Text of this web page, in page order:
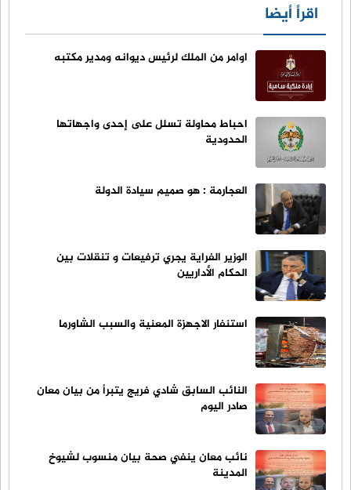
اقرأ أيضا
اوامر من الملك لرئيس ديوانه ومدير مكتبه
احباط محاولة تسلل على إحدى واجهاتها
الحدودية
العجارمة : هو صميم سيادة الدولة
الوزير الفراية يجري ترفيعات و تنقلات بين
الحكام الأداريين
استنفار الاجهزة المعنية والسبب الشاورما
النائب السابق شادي فريج يتبرأ من بيان معان
صادر اليوم
نائب معان ينفي صحة بيان منسوب لشيوخ
المدينة